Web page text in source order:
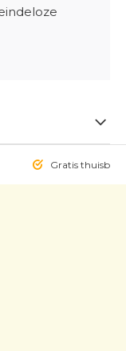
Gratis